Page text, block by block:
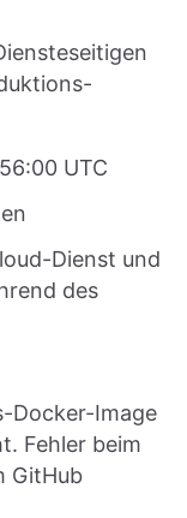
UTC
Dienst und
des
Docker-Image
Fehler beim
GitHub